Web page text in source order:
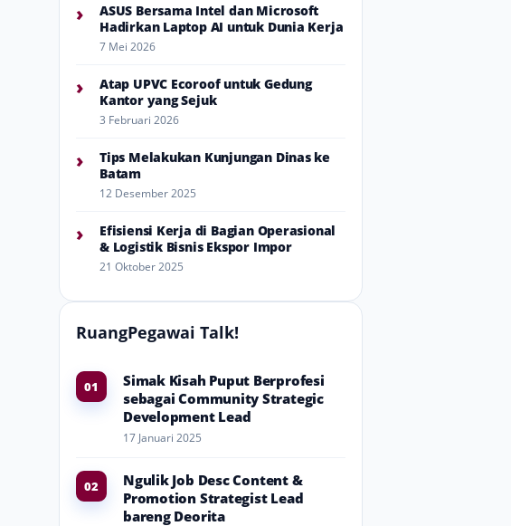
›
ASUS Bersama Intel dan Microsoft
Hadirkan Laptop AI untuk Dunia Kerja
7 Mei 2026
›
Atap UPVC Ecoroof untuk Gedung
Kantor yang Sejuk
3 Februari 2026
›
Tips Melakukan Kunjungan Dinas ke
Batam
12 Desember 2025
›
Efisiensi Kerja di Bagian Operasional
& Logistik Bisnis Ekspor Impor
21 Oktober 2025
RuangPegawai Talk!
01
Simak Kisah Puput Berprofesi
sebagai Community Strategic
Development Lead
17 Januari 2025
02
Ngulik Job Desc Content &
Promotion Strategist Lead
bareng Deorita